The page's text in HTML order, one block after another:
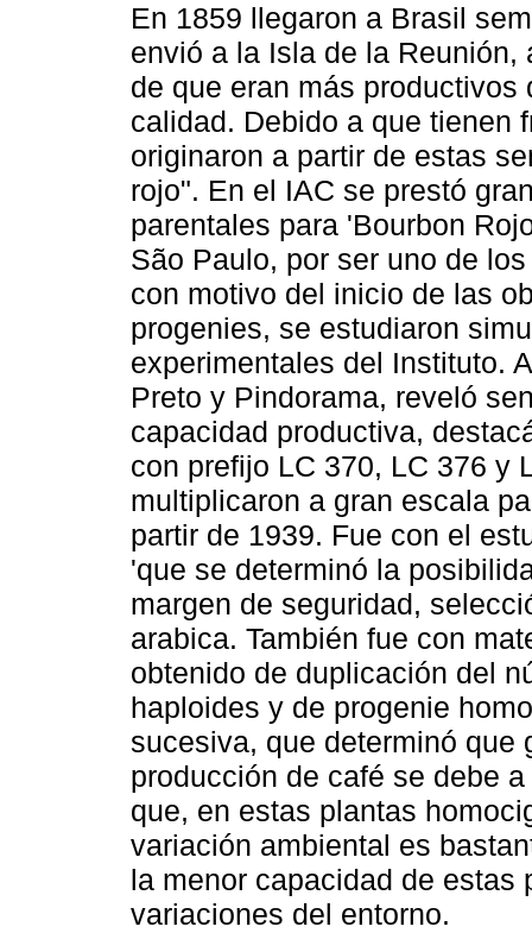
En 1859 llegaron a Brasil
envió a la Isla de la Reunión,
de que eran más
calidad. Debido a que tienen
originaron a partir de estas
rojo". En el IAC se prestó
parentales para 'Bourbon
São Paulo, por ser uno de
con motivo del inicio de las
progenies, se estudiaron
experimentales del Instituto.
Preto y Pindorama, reveló
capacidad productiva,
con prefijo LC 370, LC 376 y
multiplicaron a gran escala
partir de 1939. Fue con el
'que se determinó la
margen de seguridad,
arabica. También fue con
obtenido de duplicación del
haploides y de progenie
sucesiva, que determinó que
producción de café se debe
que, en estas plantas
variación ambiental es
la menor capacidad de estas
variaciones del entorno.